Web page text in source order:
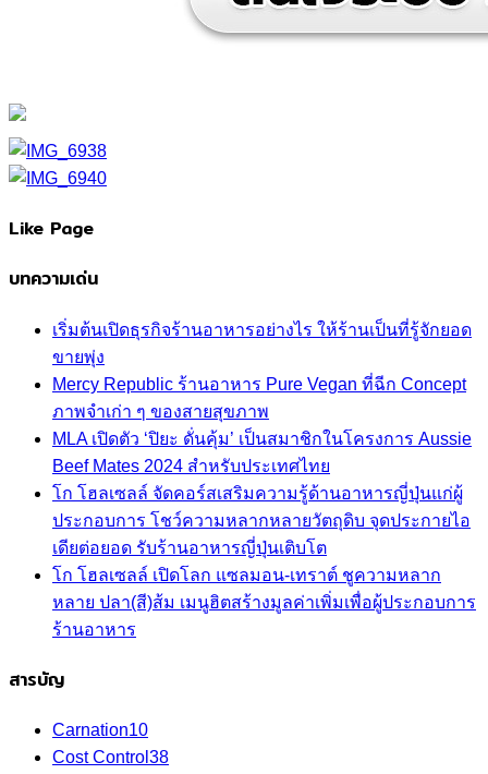
Like Page
บทความเด่น
เริ่มต้นเปิดธุรกิจร้านอาหารอย่างไร ให้ร้านเป็นที่รู้จักยอด
ขายพุ่ง
Mercy Republic ร้านอาหาร Pure Vegan ที่ฉีก Concept
ภาพจำเก่า ๆ ของสายสุขภาพ
MLA เปิดตัว ‘ปิยะ ดั่นคุ้ม’ เป็นสมาชิกในโครงการ Aussie
Beef Mates 2024 สำหรับประเทศไทย
โก โฮลเซลล์ จัดคอร์สเสริมความรู้ด้านอาหารญี่ปุ่นแก่ผู้
ประกอบการ โชว์ความหลากหลายวัตถุดิบ จุดประกายไอ
เดียต่อยอด รับร้านอาหารญี่ปุ่นเติบโต
โก โฮลเซลล์ เปิดโลก แซลมอน-เทราต์ ชูความหลาก
หลาย ปลา(สี)ส้ม เมนูฮิตสร้างมูลค่าเพิ่มเพื่อผู้ประกอบการ
ร้านอาหาร
สารบัญ
Carnation10
Cost Control 38